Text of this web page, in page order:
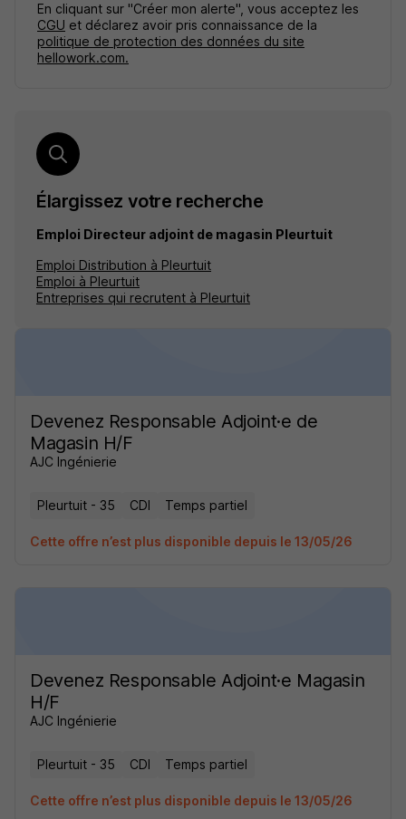
En cliquant sur "Créer mon alerte", vous acceptez les
CGU et déclarez avoir pris connaissance de la
politique de protection des données du site
hellowork.com.
Élargissez votre recherche
Emploi Directeur adjoint de magasin Pleurtuit
Emploi Distribution à Pleurtuit
Emploi à Pleurtuit
Entreprises qui recrutent à Pleurtuit
Devenez Responsable Adjoint·e de
Magasin H/F
AJC Ingénierie
Pleurtuit - 35 CDI Temps partiel
Cette offre n’est plus disponible depuis le 13/05/26
Devenez Responsable Adjoint·e Magasin
H/F
AJC Ingénierie
Pleurtuit - 35 CDI Temps partiel
Cette offre n’est plus disponible depuis le 13/05/26